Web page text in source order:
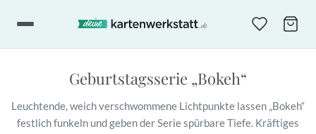
Geburtstagsserie „Bokeh“
Leuchtende, weich verschwommene Lichtpunkte lassen „Bokeh“
festlich funkeln und geben der Serie spürbare Tiefe. Kräftiges